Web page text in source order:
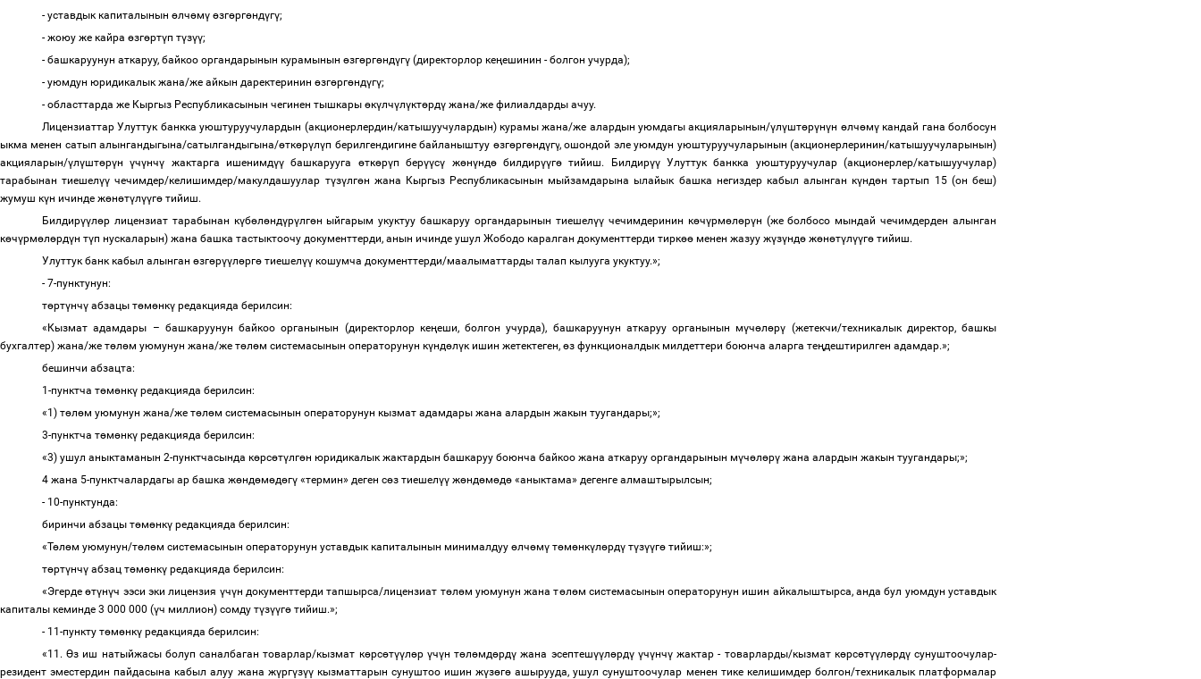
- уставдык капиталынын өлчөмү өзгөргөндүгү;
- жоюу же кайра өзгөртүп түзүү;
- башкаруунун аткаруу, байкоо органдарынын курамынын өзгөргөндүгү (директорлор кеңешинин - болгон учурда);
- уюмдун юридикалык жана/же айкын даректеринин өзгөргөндүгү;
- областтарда же Кыргыз Республикасынын чегинен тышкары өкүлчүлүктөрдү жана/же филиалдарды ачуу.
Лицензиаттар Улуттук банкка уюштуруучулардын (акционерлердин/катышуучулардын) курамы жана/же алардын уюмдагы акцияларынын/үлүштөрүнүн өлчөмүкандай гана болбосун
ыкма менен сатып алынгандыгына/сатылгандыгына/өткөрүлүп берилгендигине байланыштуу өзгөргөндүгү, ошондой эле уюмдун уюштуруучуларынын (акционерлеринин/катышуучуларынын)
акцияларын/үлүштөрүнүчүнчү жактарга ишенимдүү башкарууга өткөрүп берүүсү жөнүндөбилдирүүгөтийиш. БилдирүүУлуттук банкка уюштуруучулар (акционерлер/катышуучулар)
тарабынан тиешелүү чечимдер/келишимдер/макулдашуулар түзүлгөн жана Кыргыз Республикасынын мыйзамдарына ылайык башка негиздер кабыл алынган күндөн тартып 15 (он беш)
жумуш күн ичинде жөнөтүлүүгө тийиш.
Билдирүүлөр лицензиат тарабынан күбөлөндүрүлгөн ыйгарым укуктуу башкаруу органдарынын тиешелүүчечимдеринин көчүрмөлөрүн (же болбосо мындай чечимдерден алынган
көчүрмөлөрдүн түп нускаларын) жана башка тастыктоочу документтерди, анын ичинде ушул Жободо каралган документтерди тиркөө менен жазуу жүзүндө жөнөтүлүүгө тийиш.
Улуттук банк кабыл алынган өзгөрүүлөргө тиешелүү кошумча документтерди/маалыматтарды талап кылууга укуктуу.»;
- 7-пунктунун:
төртүнчү абзацы төмөнкү редакцияда берилсин:
«Кызмат адамдары – башкаруунун байкоо органынын (директорлор кеңеши, болгон учурда), башкаруунун аткаруу органынын мүчөлөрү (жетекчи/техникалык директор, башкы
бухгалтер) жана/же төлөм уюмунун жана/же төлөм системасынын операторунун күндөлүк ишин жетектеген, өз функционалдык милдеттери боюнча аларга теңдештирилген адамдар.»;
бешинчи абзацта:
1-пунктча төмөнкү редакцияда берилсин:
«1) төлөм уюмунун жана/же төлөм системасынын операторунун кызмат адамдары жана алардын жакын туугандары;»;
3-пунктча төмөнкү редакцияда берилсин:
«3) ушул аныктаманын 2-пунктчасында көрсөтүлгөн юридикалык жактардын башкаруу боюнча байкоо жана аткаруу органдарынын мүчөлөрү жана алардын жакын туугандары;»;
4 жана 5-пунктчалардагы ар башка жөндөмөдөгү «термин» деген сөз тиешелүү жөндөмөдө «аныктама» дегенге алмаштырылсын;
- 10-пунктунда:
биринчи абзацы төмөнкү редакцияда берилсин:
«Төлөм уюмунун/төлөм системасынын операторунун уставдык капиталынын минималдуу өлчөмү төмөнкүлөрдү түзүүгө тийиш:»;
төртүнчү абзац төмөнкү редакцияда берилсин:
«Эгердеөтүнүч ээси эки лицензия үчүн документтерди тапшырса/лицензиат төлөм уюмунун жана төлөм системасынын операторунун ишин айкалыштырса, анда бул уюмдун уставдык
капиталы кеминде 3 000 000 (үч миллион) сомду түзүүгө тийиш.»;
- 11-пункту төмөнкү редакцияда берилсин:
«11.Өз иш натыйжасы болуп саналбагантоварлар/кызмат көрсөтүүлөр үчүн төлөмдөрдү жана эсептешүүлөрдү үчүнчүжактар - товарларды/кызмат көрсөтүүлөрдүсунуштоочулар-
резидент эместердин пайдасына кабыл алуу жана жүргүзүүкызматтарын сунуштоо ишин жүзөгө ашырууда,ушул сунуштоочулар менен тике келишимдер болгон/техникалык платформалар